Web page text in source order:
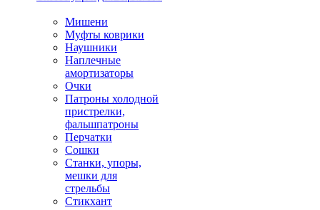
Мишени
Муфты коврики
Наушники
Наплечные
амортизаторы
Очки
Патроны холодной
пристрелки,
фальшпатроны
Перчатки
Сошки
Станки, упоры,
мешки для
стрельбы
Стикхант